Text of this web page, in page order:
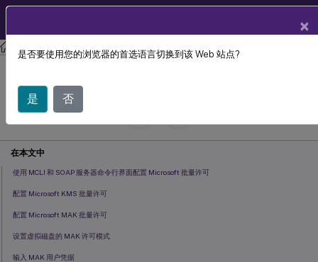
Citrix Provisioning Citrix Provisioning 2112
为虚拟磁盘配置 Microsoft 批量许可
July 29, 2024
C
在本文中
使用 MCLI 和 SOAP 服务器命令行界面配置 Microsoft 批量许可
配置 Microsoft KMS 批量许可
配置 Microsoft MAK 批量许可
设置虚拟磁盘的 MAK 许可模式
输入 MAK 用户凭据
×
是否要使用您的浏览器的首选语言切换到该 Web 站点?
是 否